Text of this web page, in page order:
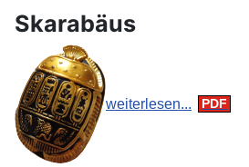
Skarabäus
weiterlesen...